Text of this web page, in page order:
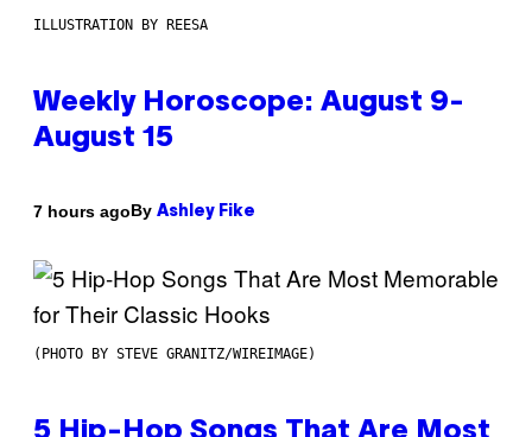
ILLUSTRATION BY REESA
Weekly Horoscope: August 9-
August 15
7 hours agoBy Ashley Fike
(PHOTO BY STEVE GRANITZ/WIREIMAGE)